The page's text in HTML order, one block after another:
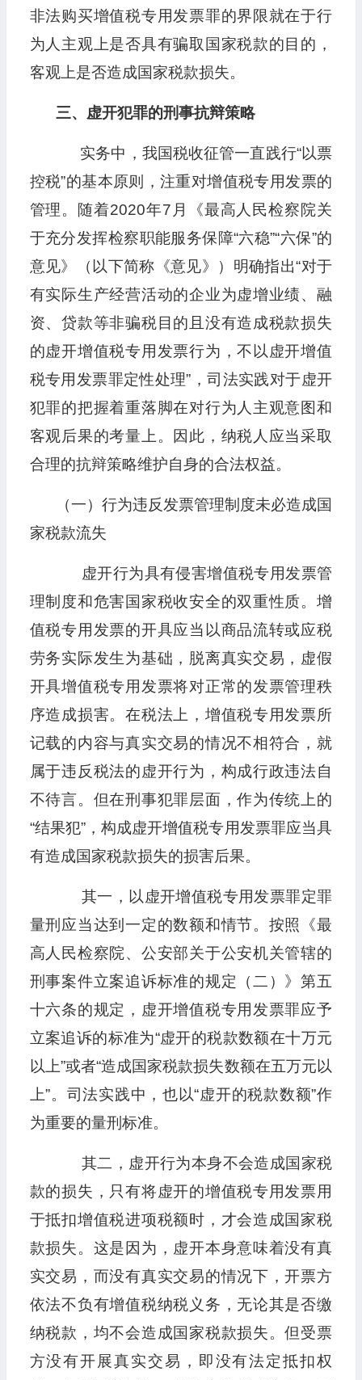
非法购买增值税专用发票罪的界限就在于行
为人主观上是否具有骗取国家税款的目的，
客观上是否造成国家税款损失。
三、虚开犯罪的刑事抗辩策略
实务中，我国税收征管一直践行“以票
控税”的基本原则，注重对增值税专用发票的
管理。随着2020年7月《最高人民检察院关
于充分发挥检察职能服务保障“六稳”“六保”的
意见》（以下简称《意见》）明确指出“对于
有实际生产经营活动的企业为虚增业绩、融
资、贷款等非骗税目的且没有造成税款损失
的虚开增值税专用发票行为，不以虚开增值
税专用发票罪定性处理”，司法实践对于虚开
犯罪的把握着重落脚在对行为人主观意图和
客观后果的考量上。因此，纳税人应当采取
合理的抗辩策略维护自身的合法权益。
（一）行为违反发票管理制度未必造成国
家税款流失
虚开行为具有侵害增值税专用发票管
理制度和危害国家税收安全的双重性质。增
值税专用发票的开具应当以商品流转或应税
劳务实际发生为基础，脱离真实交易，虚假
开具增值税专用发票将对正常的发票管理秩
序造成损害。在税法上，增值税专用发票所
记载的内容与真实交易的情况不相符合，就
属于违反税法的虚开行为，构成行政违法自
不待言。但在刑事犯罪层面，作为传统上的
“结果犯”，构成虚开增值税专用发票罪应当具
有造成国家税款损失的损害后果。
其一，以虚开增值税专用发票罪定罪
量刑应当达到一定的数额和情节。按照《最
高人民检察院、公安部关于公安机关管辖的
刑事案件立案追诉标准的规定（二）》第五
十六条的规定，虚开增值税专用发票罪应予
立案追诉的标准为“虚开的税款数额在十万元
以上”或者“造成国家税款损失数额在五万元以
上”。司法实践中，也以“虚开的税款数额”作
为重要的量刑标准。
其二，虚开行为本身不会造成国家税
款的损失，只有将虚开的增值税专用发票用
于抵扣增值税进项税额时，才会造成国家税
款损失。这是因为，虚开本身意味着没有真
实交易，而没有真实交易的情况下，开票方
依法不负有增值税纳税义务，无论其是否缴
纳税款，均不会造成国家税款损失。但受票
方没有开展真实交易，即没有法定抵扣权